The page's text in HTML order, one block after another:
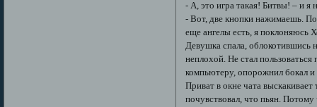
- А, это игра такая! Битвы! – и я
- Вот, две кнопки нажимаешь.
еще ангелы есть, я поклоняюсь
Девушка спала, облокотившись
неплохой. Не стал
компьютеру, опорожнил бокал и
Приват в окне чата
почувствовал, что пьян.